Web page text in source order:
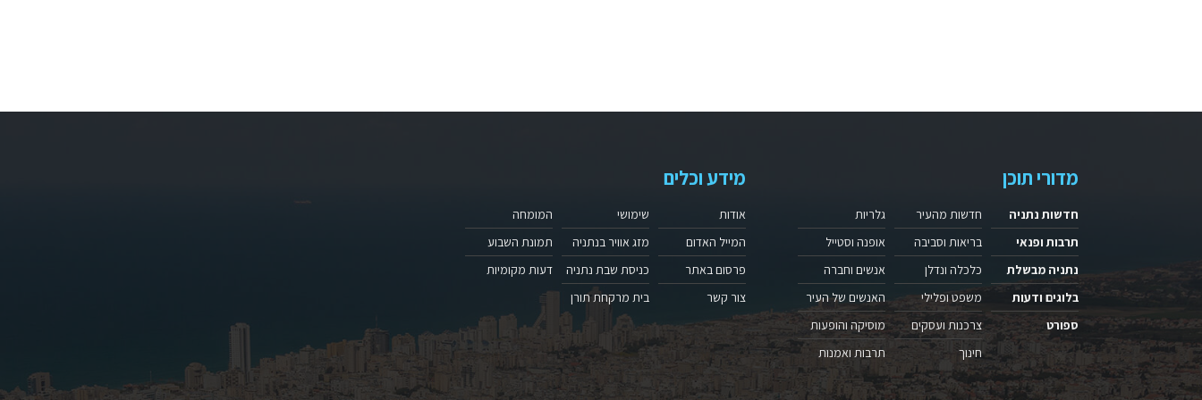
מדורי תוכן
חדשות נתניה
תרבות ופנאי
נתניה מבשלת
בלוגים ודעות
ספורט
חדשות מהעיר
בריאות וסביבה
כלכלה ונדלן
משפט ופלילי
צרכנות ועסקים
חינוך
גלריות
אופנה וסטייל
אנשים וחברה
האנשים של העיר
מוסיקה והופעות
תרבות ואמנות
מידע וכלים
אודות
המייל האדום
פרסום באתר
צור קשר
שימושי
מזג אוויר בנתניה
כניסת שבת נתניה
בית מרקחת תורן
המומחה
תמונת השבוע
דעות מקומיות